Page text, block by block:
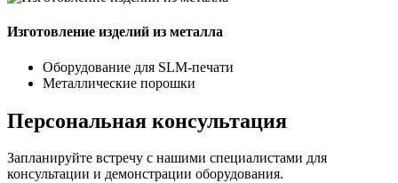
Изготовление изделий из металла
Оборудование для SLM‑печати
Металлические порошки
Персональная консультация
Запланируйте встречу с нашими специалистами для
консультации и демонстрации оборудования.